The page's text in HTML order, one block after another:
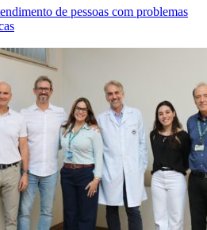
de pessoas com problemas